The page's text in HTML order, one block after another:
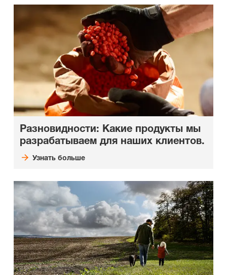
Разновидности: Какие продукты мы
разрабатываем для наших клиентов.
Узнать больше